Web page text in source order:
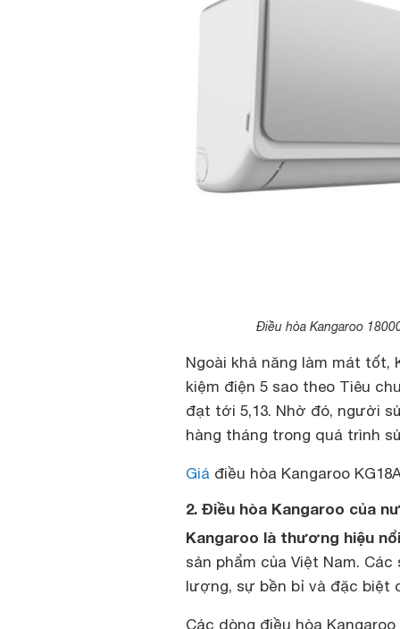
Điều hòa Kangaroo
Ngoài khả năng làm mát tốt,
kiệm điện 5 sao theo Tiêu
đạt tới 5,13. Nhờ đó, người
hàng tháng trong quá trình
Giá điều hòa Kangaroo
2. Điều hòa Kangaroo của
Kangaroo là thương hiệu
sản phẩm của Việt Nam.
lượng, sự bền bỉ và đặc biệt
Các dòng điều hòa